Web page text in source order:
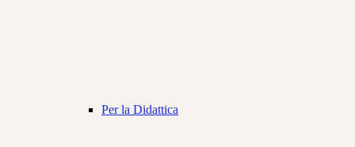
Per la Didattica